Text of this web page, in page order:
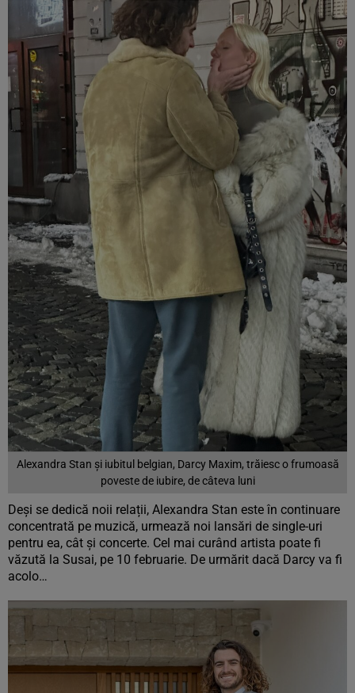
Alexandra Stan și iubitul belgian, Darcy Maxim, trăiesc o frumoasă
poveste de iubire, de câteva luni
Deși se dedică noii relații, Alexandra Stan este în continuare
concentrată pe muzică, urmează noi lansări de single-uri
pentru ea, cât și concerte. Cel mai curând artista poate fi
văzută la Susai, pe 10 februarie. De urmărit dacă Darcy va fi
acolo…